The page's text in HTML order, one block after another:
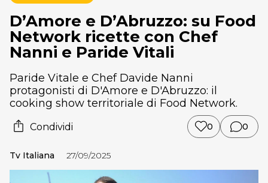
D’Amore e D’Abruzzo: su Food
Network ricette con Chef
Nanni e Paride Vitali
Paride Vitale e Chef Davide Nanni
protagonisti di D'Amore e D'Abruzzo: il
cooking show territoriale di Food Network.
Condividi 0 0
Tv Italiana 27/09/2025